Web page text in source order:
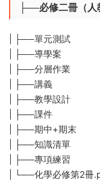
├──必修二冊（人
| ├──單元測試
| ├──導學案
| ├──分層作業
| ├──講義
| ├──教學設計
| ├──課件
| ├──期中+期末
| ├──知識清單
| ├──專項練習
| └──化學必修第2冊